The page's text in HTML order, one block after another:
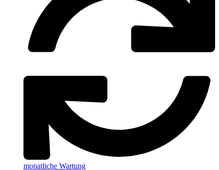
monatliche Wartung